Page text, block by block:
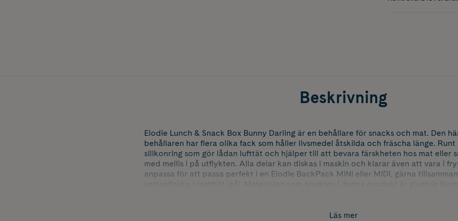
Beskrivning
Elodie Lunch & Snack Box Bunny Darling är en behållare för snacks och mat. Den
behållaren har flera olika fack som håller livsmedel åtskilda och fräscha länge.
silikonring som gör lådan lufttät och hjälper till att bevara färskheten hos mat eller
med mellis i på utflykten. Alla delar kan diskas i maskin och klarar även att vara i
anpassa för att passa perfekt i en Elodie BackPack MINI eller MIDI, gärna
vattenflaska i rostfritt stål. Materialen som används i denna produkt är givetvis
Läs mer